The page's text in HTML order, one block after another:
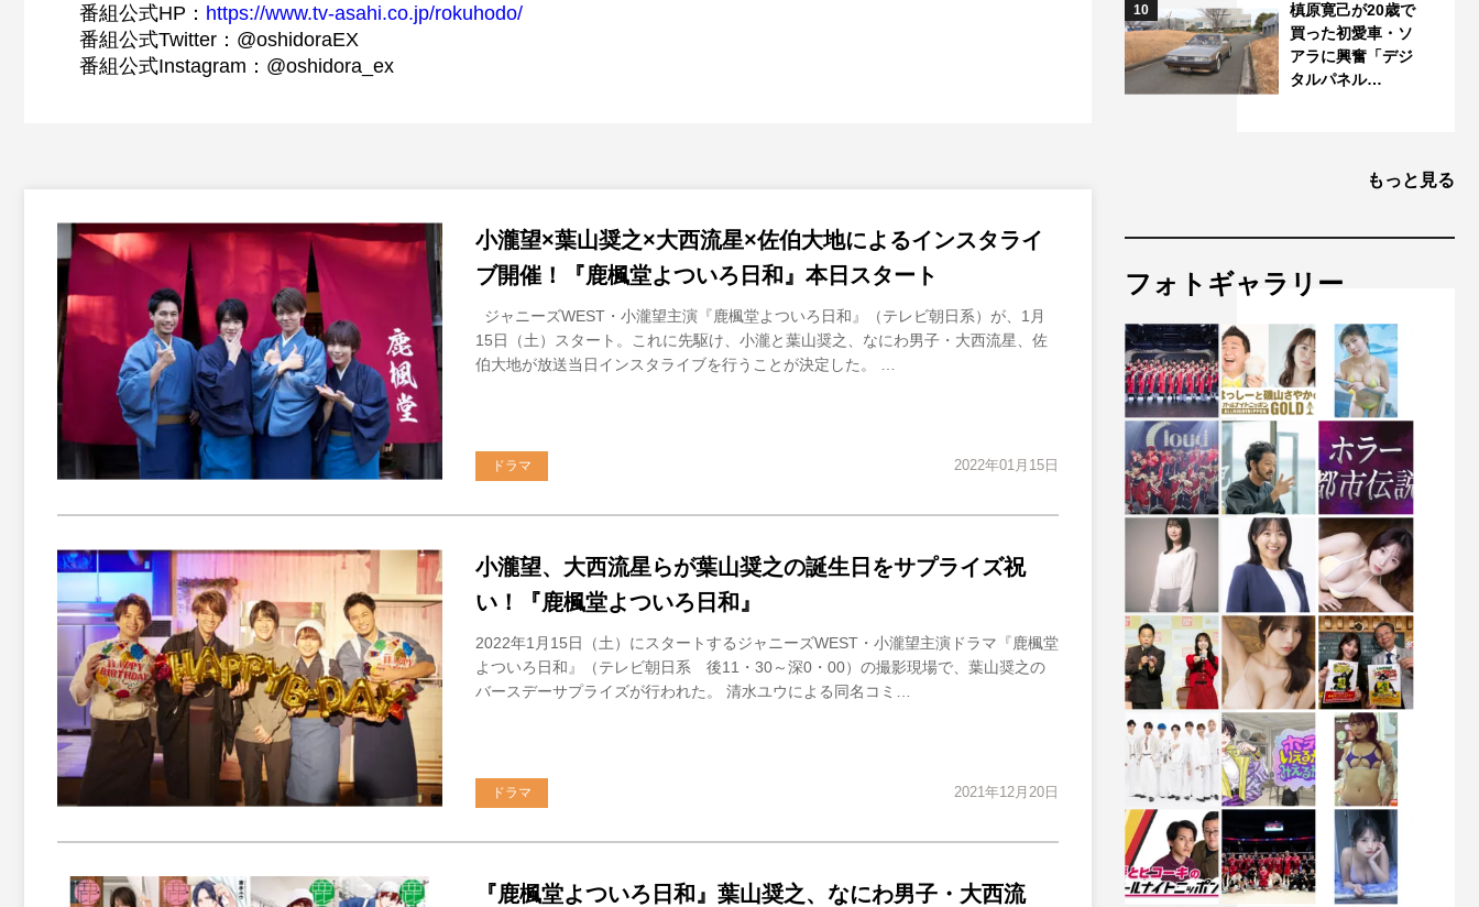
番組公式HP： https://www.tv-asahi.co.jp/rokuhodo/
番組公式Twitter：@oshidoraEX
番組公式Instagram：@oshidora_ex
小瀧望×葉山奨之×大西流星×佐伯大地によるインスタライ
ブ開催！『鹿楓堂よついろ日和』本日スタート
ジャニーズWEST・小瀧望主演『鹿楓堂よついろ日和』（テレビ朝日系）が、1月
15日（土）スタート。これに先駆け、小瀧と葉山奨之、なにわ男子・大西流星、佐
伯大地が放送当日インスタライブを行うことが決定した。 …
2022年01月15日
ドラマ
小瀧望、大西流星らが葉山奨之の誕生日をサプライズ祝
い！『鹿楓堂よついろ日和』
2022年1月15日（土）にスタートするジャニーズWEST・小瀧望主演ドラマ『鹿楓堂
よついろ日和』（テレビ朝日系 後11・30～深0・00）の撮影現場で、葉山奨之の
バースデーサプライズが行われた。 清水ユウによる同名コミ…
2021年12月20日
ドラマ
『鹿楓堂よついろ日和』葉山奨之、なにわ男子・大西流
10
槙原寛己が20歳で
買った初愛車・ソ
アラに興奮「デジ
タルパネル…
もっと見る
フォトギャラリー